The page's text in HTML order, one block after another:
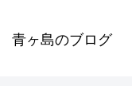
青ヶ島のブログ